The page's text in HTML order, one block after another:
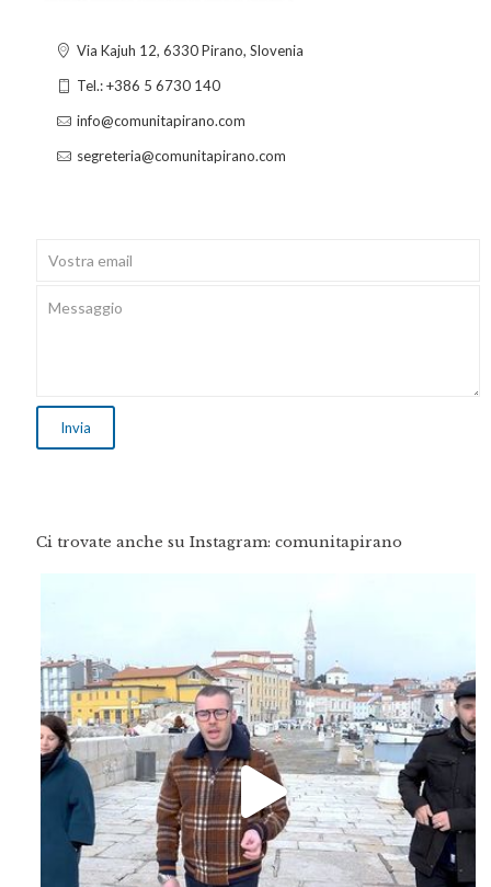
Via Kajuh 12, 6330 Pirano, Slovenia
Tel.: +386 5 6730 140
info@comunitapirano.com
segreteria@comunitapirano.com
Ci trovate anche su Instagram: comunitapirano